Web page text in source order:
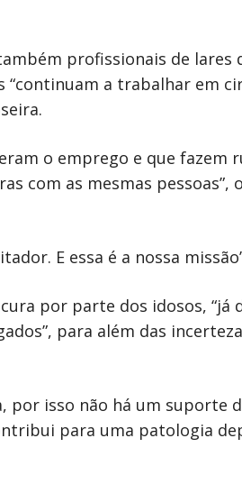
profissionais de lares
a trabalhar em
o emprego e que fazem
com as mesmas pessoas”,
E essa é a nossa
por parte dos idosos, “já
para além das
por isso não há um suporte
para uma patologia